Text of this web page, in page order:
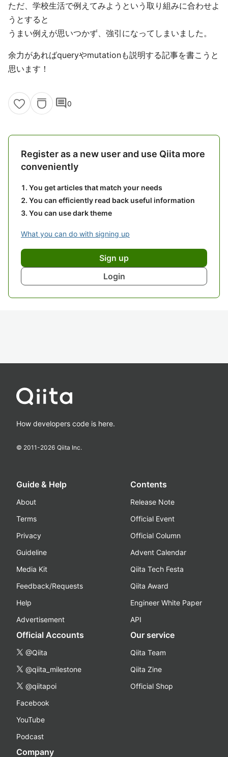
ただ、学校生活で例えてみようという取り組みに合わせよ
うとすると
うまい例えが思いつかず、強引になってしまいました。
余力があればqueryやmutationも説明する記事を書こうと
思います！
comment0
Register as a new user and use Qiita more
conveniently
You get articles that match your needs
You can efficiently read back useful information
You can use dark theme
What you can do with signing up
Sign up
Login
How developers code is here.
© 2011-2026 Qiita Inc.
Guide & Help
About
Terms
Privacy
Guideline
Media Kit
Feedback/Requests
Help
Advertisement
Contents
Release Note
Official Event
Official Column
Advent Calendar
Qiita Tech Festa
Qiita Award
Engineer White Paper
API
Official Accounts
@Qiita
@qiita_milestone
@qiitapoi
Facebook
YouTube
Podcast
Our service
Qiita Team
Qiita Zine
Official Shop
Company